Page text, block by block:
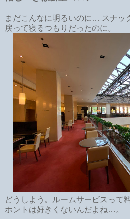
まだこんなに明るいのに… スナッ
戻って寝るつもりだったのに。
どうしよう。ルームサービスって
ホントは好きくないんだよね…。